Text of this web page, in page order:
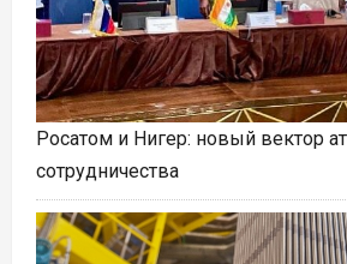
Росатом и Нигер: новый вектор
сотрудничества